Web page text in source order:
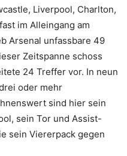
Liverpool, Charlton,
im Alleingang am
Arsenal unfassbare 49
Zeitspanne schoss
24 Treffer vor. In neun
oder mehr
sind hier sein
sein Tor und Assist-
sein Viererpack gegen